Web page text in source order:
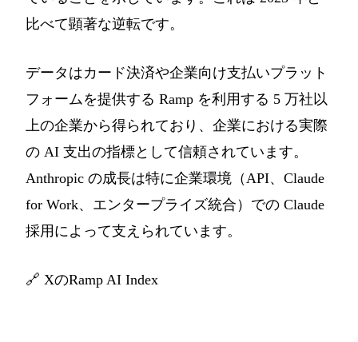
比べて顕著な逆転です。
データはカード決済や企業向け支払いプラット
フォームを提供する Ramp を利用する 5 万社以
上の企業から得られており、企業における実際
の AI 支出の指標として信頼されています。
Anthropic の成長は特に企業環境（API、Claude
for Work、エンタープライズ統合）での Claude
採用によって支えられています。
🔗 XのRamp AI Index